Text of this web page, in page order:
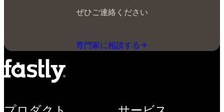
ぜひご連絡ください
専門家に相談する